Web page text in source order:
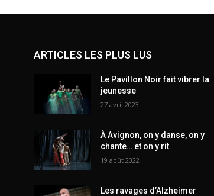
ARTICLES LES PLUS LUS
Le Pavillon Noir fait vibrer la
jeunesse
27 avril 2023
À Avignon, on y danse, on y
chante… et on y rit
19 août 2022
Les ravages d’Alzheimer